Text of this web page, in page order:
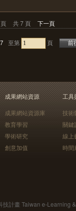
共 7 頁 下一頁
7 至第 頁
成果網站資源
成果網站資源庫
教育學習
學術研究
創意加值
工具
技術
關鍵
線上
時間
技計畫 Taiwan e-Learning